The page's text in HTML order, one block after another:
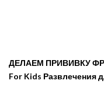
ДЕЛАЕМ ПРИВИВКУ
For Kids Развлечения